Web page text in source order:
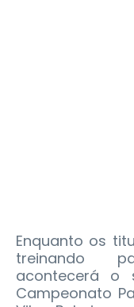
Enquanto os
treinando
acontecerá o
Campeonato